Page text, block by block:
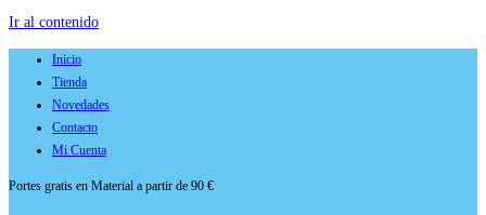
Ir al contenido
Inicio
Tienda
Novedades
Contacto
Mi Cuenta
Portes gratis en Material a partir de 90 €